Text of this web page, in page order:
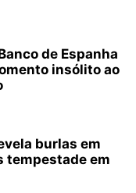
de Espanha
insólito ao
burlas em
tempestade em